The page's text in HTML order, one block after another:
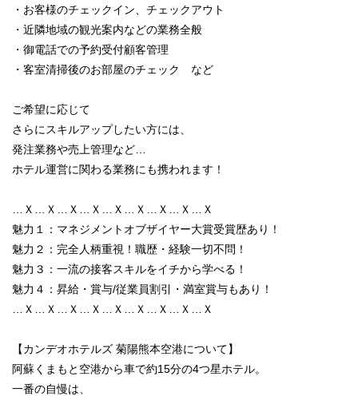
・お客様のチェックイン、チェックアウト
・近隣地域の観光案内などの業務全般
・御電話での予約受付顧客管理
・客室清掃後のお部屋のチェック など
ご希望に応じて
さらにスキルアップしたい方には、
発注業務や売上管理など…
ホテル運営に関わる業務にも携われます！
…Ｘ…Ｘ…Ｘ…Ｘ…Ｘ…Ｘ…Ｘ…Ｘ…Ｘ
魅力１：マネジメントオブザイヤー大賞受賞歴あり！
魅力２：完全人柄重視！職歴・経験一切不問！
魅力３：一流の接客スキルをイチから学べる！
魅力４：昇給・賞与/従業員割引・満室賞与もあり！
…Ｘ…Ｘ…Ｘ…Ｘ…Ｘ…Ｘ…Ｘ…Ｘ…Ｘ
【カンデオホテルズ 菊陽熊本空港について】
阿蘇くまもと空港から車で約15分の4つ星ホテル。
一番の自慢は、